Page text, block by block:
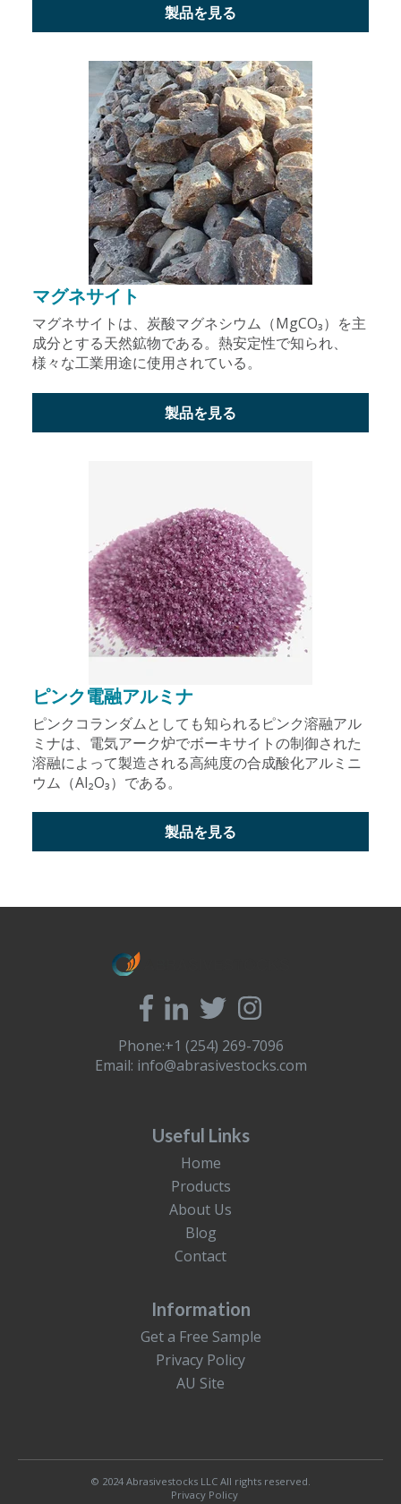
製品を見る
マグネサイト
マグネサイトは、炭酸マグネシウム（MgCO₃）を主
成分とする天然鉱物である。熱安定性で知られ、
様々な工業用途に使用されている。
製品を見る
ピンク電融アルミナ
ピンクコランダムとしても知られるピンク溶融アル
ミナは、電気アーク炉でボーキサイトの制御された
溶融によって製造される高純度の合成酸化アルミニ
ウム（Al₂O₃）である。
製品を見る
Phone:+1 (254) 269-7096
Email: info@abrasivestocks.com
Useful Links
Home
Products
About Us
Blog
Contact
Information
Get a Free Sample
Privacy Policy
AU Site
© 2024 Abrasivestocks LLC All rights reserved.
Privacy Policy